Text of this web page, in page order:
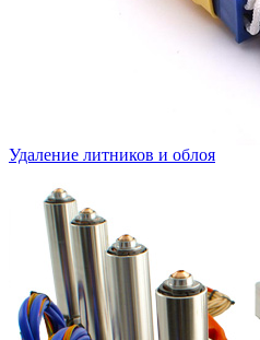
Удаление литников и облоя